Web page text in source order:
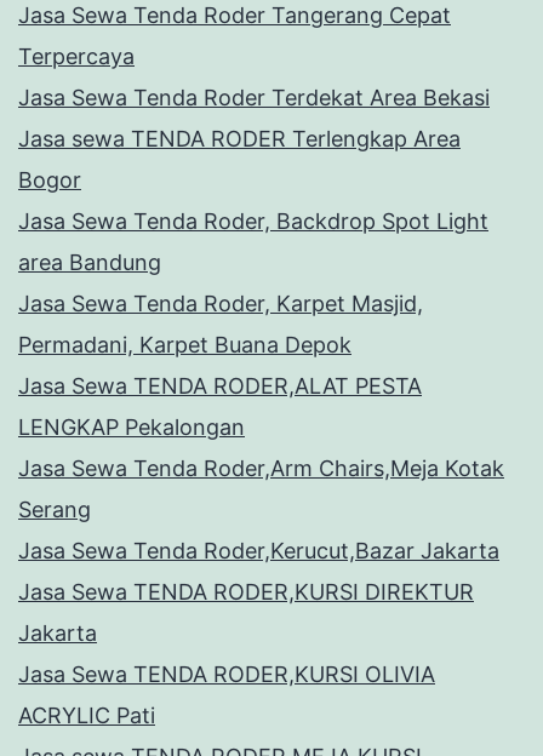
Jasa Sewa Tenda Roder Tangerang Cepat
Terpercaya
Jasa Sewa Tenda Roder Terdekat Area Bekasi
Jasa sewa TENDA RODER Terlengkap Area
Bogor
Jasa Sewa Tenda Roder, Backdrop Spot Light
area Bandung
Jasa Sewa Tenda Roder, Karpet Masjid,
Permadani, Karpet Buana Depok
Jasa Sewa TENDA RODER,ALAT PESTA
LENGKAP Pekalongan
Jasa Sewa Tenda Roder,Arm Chairs,Meja Kotak
Serang
Jasa Sewa Tenda Roder,Kerucut,Bazar Jakarta
Jasa Sewa TENDA RODER,KURSI DIREKTUR
Jakarta
Jasa Sewa TENDA RODER,KURSI OLIVIA
ACRYLIC Pati